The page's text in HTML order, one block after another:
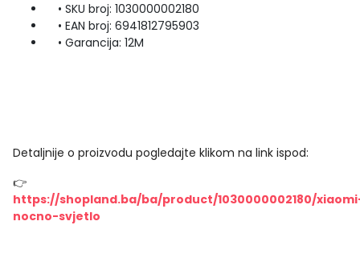
• SKU broj: 1030000002180
• EAN broj: 6941812795903
• Garancija: 12M
Detaljnije o proizvodu pogledajte klikom na link ispod:
👉
https://shopland.ba/ba/product/1030000002180/
nocno-svjetlo